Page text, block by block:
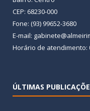
CEP: 68230-000
Fone: (93) 99652-3680
E-mail:
Horário de atendimento:
ÚLTIMAS